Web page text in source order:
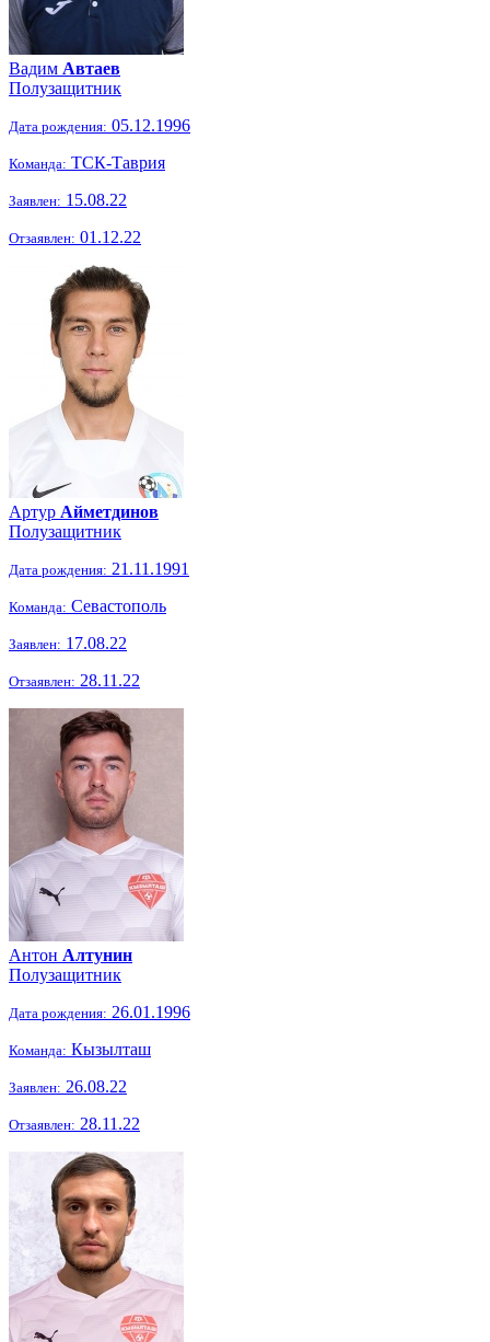
Вадим Автаев
Полузащитник
Дата рождения: 05.12.1996
Команда: ТСК-Таврия
Заявлен: 15.08.22
Отзаявлен: 01.12.22
Артур Айметдинов
Полузащитник
Дата рождения: 21.11.1991
Команда: Севастополь
Заявлен: 17.08.22
Отзаявлен: 28.11.22
Антон Алтунин
Полузащитник
Дата рождения: 26.01.1996
Команда: Кызылташ
Заявлен: 26.08.22
Отзаявлен: 28.11.22